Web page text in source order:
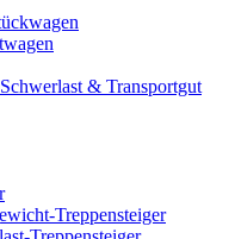
& Transportgut
Treppensteiger